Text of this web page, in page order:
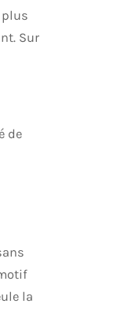
plus
Sur
de
la